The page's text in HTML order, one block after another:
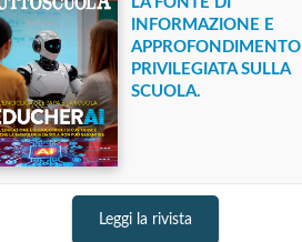
INFORMAZIONE E
APPROFONDIMENTO
PRIVILEGIATA SULLA
SCUOLA.
Leggi la rivista